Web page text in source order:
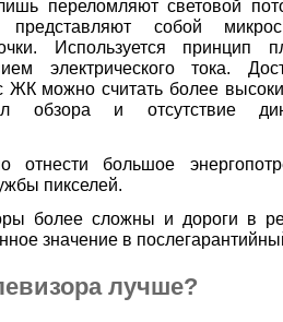
переломляют световой
собой
Используется принцип
электрического тока.
можно считать более
обзора и отсутствие
отнести большое
пикселей.
более сложны и дороги в
значение в
лучше?